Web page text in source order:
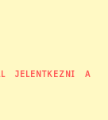
JELENTKEZNI A